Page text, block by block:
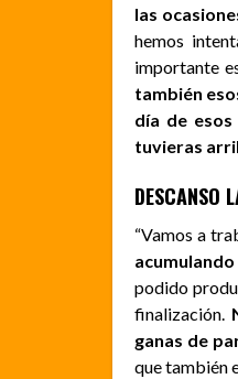
las
hemos
importante
también
día de
tuvieras
DESCANSO
“Vamos a
podido
finalización.
ganas de
que también